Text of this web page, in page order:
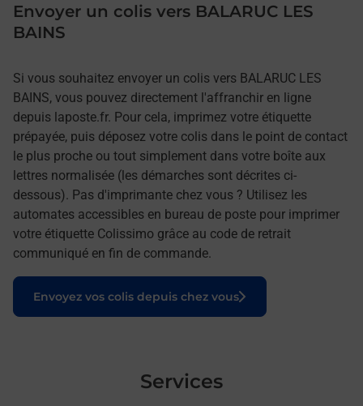
Envoyer un colis vers BALARUC LES
BAINS
Si vous souhaitez envoyer un colis vers BALARUC LES
BAINS, vous pouvez directement l'affranchir en ligne
depuis laposte.fr. Pour cela, imprimez votre étiquette
prépayée, puis déposez votre colis dans le point de contact
le plus proche ou tout simplement dans votre boîte aux
lettres normalisée (les démarches sont décrites ci-
dessous). Pas d'imprimante chez vous ? Utilisez les
automates accessibles en bureau de poste pour imprimer
votre étiquette Colissimo grâce au code de retrait
communiqué en fin de commande.
Envoyez vos colis depuis chez vous
Le lien s'ouvre dans un nouvel onglet
Services